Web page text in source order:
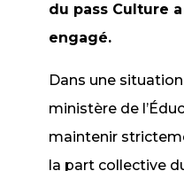
du pass Culture
engagé.
Dans une
ministère de
maintenir
la part collective